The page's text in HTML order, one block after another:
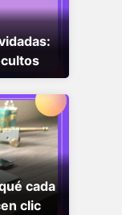
cada
clic